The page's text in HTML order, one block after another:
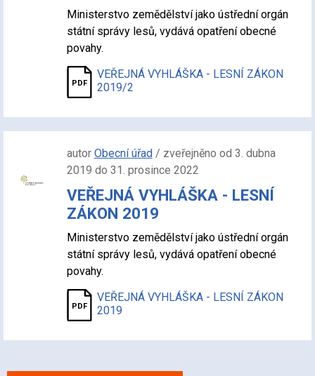
Ministerstvo zemědělství jako ústřední orgán
státní správy lesů, vydává opatření obecné
povahy.
VEŘEJNÁ VYHLÁŠKA - LESNÍ ZÁKON
2019/2
autor Obecní úřad/ zveřejněno od 3. dubna
2019 do 31. prosince 2022
VEŘEJNÁ VYHLÁŠKA - LESNÍ
ZÁKON 2019
Ministerstvo zemědělství jako ústřední orgán
státní správy lesů, vydává opatření obecné
povahy.
VEŘEJNÁ VYHLÁŠKA - LESNÍ ZÁKON
2019